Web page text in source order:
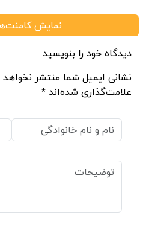
نمایش
دیدگاه خود را بنویسید
نشانی ایمیل شما منتشر
علامت‌گذاری شده‌اند *